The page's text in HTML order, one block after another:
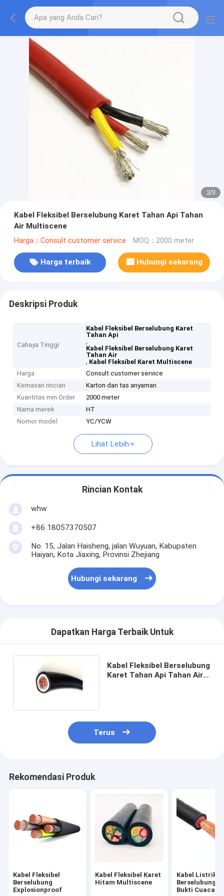
2/3
Kabel Fleksibel Berselubung Karet Tahan Api Tahan
Air Multiscene
Harga：Consult customer service MOQ：2000 meter
Harga terbaik Hubungi sekarang
Deskripsi Produk
Cahaya Tinggi
Kabel Fleksibel Berselubung Karet
Tahan Api
,
Kabel Fleksibel Berselubung Karet
Tahan Air
, Kabel Fleksibel Karet Multiscene
Harga
Consult customer service
Kemasan rincian
Karton dan tas anyaman
Kuantitas min Order
2000 meter
Nama merek
HT
Nomor model
YC/YCW
Lihat Lebih
Rincian Kontak
whw
+86 18057370507
No. 15, Jalan Haisheng, jalan Wuyuan, Kabupaten
Haiyan, Kota Jiaxing, Provinsi Zhejiang
Hubungi sekarang
Dapatkan Harga Terbaik Untuk
Kabel Fleksibel Berselubung
Karet Tahan Api Tahan Air
Terus
Rekomendasi Produk
Kabel Fleksibel
Berselubung
Explosionproof
Kabel Fleksibel Karet
Hitam Multiscene
Kabel Listrik
Berselubung
Bukti Cuaca